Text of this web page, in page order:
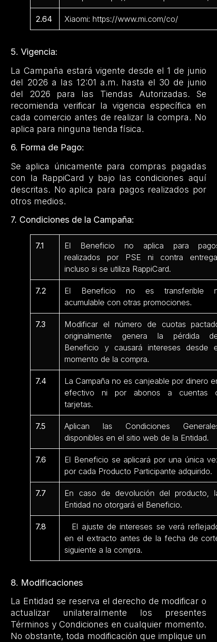
2.64 Xiaomi: https://www.mi.com/co/
5. Vigencia:
La Campaña estará vigente desde el 1 de junio
del 2026 a las 12:01 a.m. hasta el 30 de junio
del 2026 para las Tiendas Autorizadas. Se
recomienda verificar la vigencia específica en
cada comercio antes de realizar la compra. No
aplica para ninguna tienda física.
6. Forma de Pago:
Se aplica únicamente para compras pagadas
con la RappiCard y bajo las condiciones aquí
descritas. No aplica para pagos realizados por
otros medios.
7. Condiciones de la Campaña:
7.1
El Beneficio no aplica para
realizados por PSE ni contra
incluso si se utiliza RappiCard.
7.2
El Beneficio no es transferible
acumulable con otras promociones.
7.3
Modificar el número de cuotas
originalmente genera la pérdida
Beneficio y causará intereses desde
momento de la compra.
7.4
La Campaña no es canjeable por dinero
efectivo ni por abonos a cuentas
tarjetas.
7.5
Aplican las Condiciones
disponibles en el sitio web de la Entidad.
7.6
El Beneficio se aplicará por una única
por cada Producto Participante adquirido.
7.7
En caso de devolución del producto,
Entidad no otorgará el Beneficio.
7.8
El ajuste de intereses se verá
en el extracto antes de la fecha de
siguiente a la compra.
8. Modificaciones
La Entidad se reserva el derecho de modificar o
actualizar unilateralmente los presentes
Términos y Condiciones en cualquier momento.
No obstante, toda modificación que implique un